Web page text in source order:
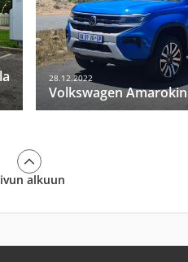
28.12.2022
Volkswagen
alkuun